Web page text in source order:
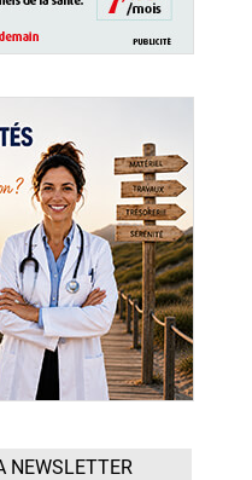
NEWSLETTER